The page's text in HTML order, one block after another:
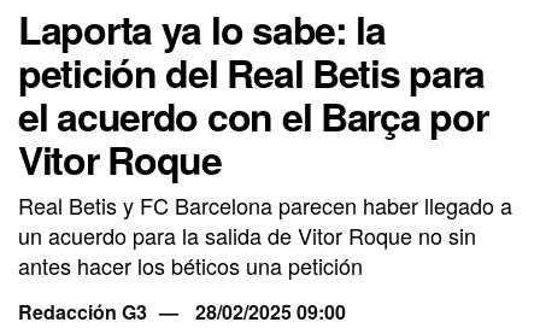
Laporta ya lo sabe: la
petición del Real Betis para
el acuerdo con el Barça por
Vitor Roque
Real Betis y FC Barcelona parecen haber llegado a
un acuerdo para la salida de Vitor Roque no sin
antes hacer los béticos una petición
Redacción G3 28/02/2025 09:00